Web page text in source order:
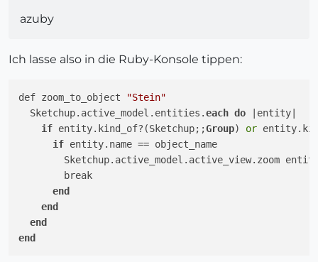
azuby
Ich lasse also in die Ruby-Konsole tippen:
def zoom_to_object
"Stein"
  Sketchup.active_model.entities.
each do |entity|
if entity.kind_of?(Sketchup;;Group) or
if entity.name == object_name
Sketchup.active_model.active_view.zoom
        break
end
end
end
end